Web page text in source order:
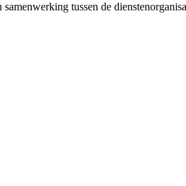
samenwerking tussen de